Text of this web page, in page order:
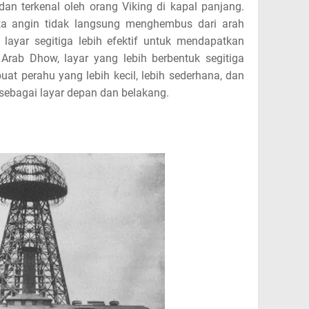
terkenal oleh orang Viking di kapal panjang.
angin tidak langsung menghembus dari arah
segitiga lebih efektif untuk mendapatkan
Dhow, layar yang lebih berbentuk segitiga
perahu yang lebih kecil, lebih sederhana, dan
layar depan dan belakang.